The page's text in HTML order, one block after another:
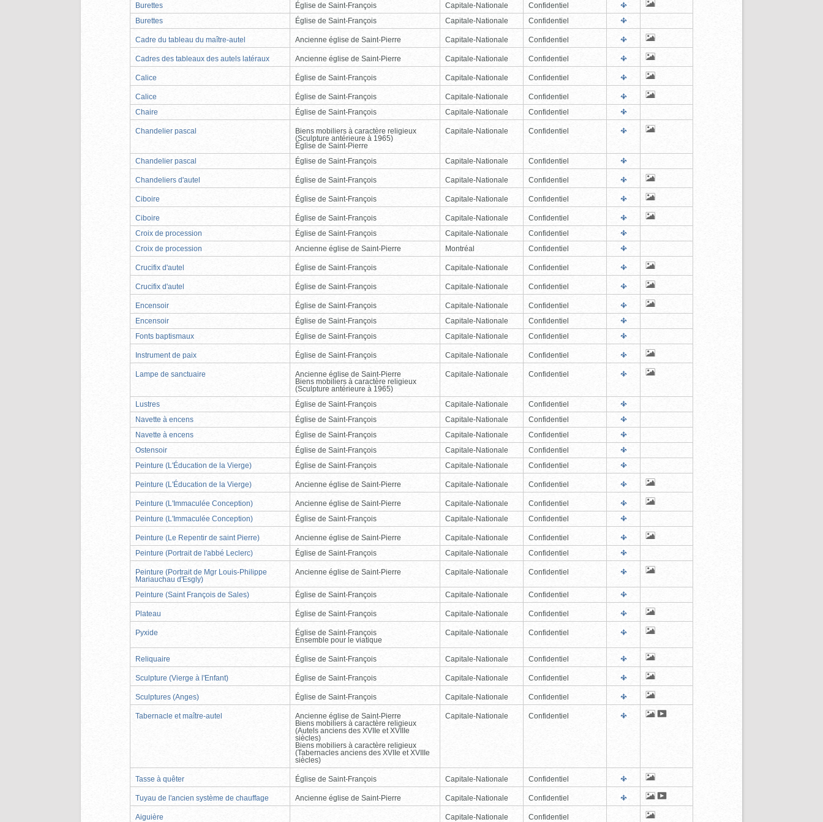
Burettes Église de Saint-François Capitale-Nationale
Confidentiel
Burettes
Église de Saint-François Capitale-Nationale Confidentiel
Cadre du tableau du maître-autel Ancienne église de Saint-Pierre Capitale-Nationale Confidentiel
Cadres des tableaux des autels latéraux Ancienne église de Saint-Pierre Capitale-Nationale Confidentiel
Calice Église de Saint-François Capitale-Nationale Confidentiel
Calice Église de Saint-François Capitale-Nationale
Confidentiel
Chaire
Église de Saint-François Capitale-Nationale Confidentiel
Chandelier pascal
Biens mobiliers à caractère religieux
(Sculpture antérieure à 1965)
Église de Saint-Pierre
Capitale-Nationale Confidentiel
Chandelier pascal Église de Saint-François Capitale-Nationale Confidentiel
Chandeliers d'autel Église de Saint-François Capitale-Nationale Confidentiel
Ciboire Église de Saint-François Capitale-Nationale Confidentiel
Ciboire Église de Saint-François Capitale-Nationale
Confidentiel
Croix de procession
Église de Saint-François Capitale-Nationale
Confidentiel
Croix de procession
Ancienne église de Saint-Pierre Montréal Confidentiel
Crucifix d'autel Église de Saint-François Capitale-Nationale Confidentiel
Crucifix d'autel Église de Saint-François Capitale-Nationale Confidentiel
Encensoir Église de Saint-François Capitale-Nationale
Confidentiel
Encensoir
Église de Saint-François Capitale-Nationale
Confidentiel
Fonts baptismaux
Église de Saint-François Capitale-Nationale Confidentiel
Instrument de paix Église de Saint-François Capitale-Nationale Confidentiel
Lampe de sanctuaire
Ancienne église de Saint-Pierre
Biens mobiliers à caractère religieux
(Sculpture antérieure à 1965)
Capitale-Nationale Confidentiel
Lustres Église de Saint-François Capitale-Nationale
Confidentiel
Navette à encens
Église de Saint-François Capitale-Nationale
Confidentiel
Navette à encens
Église de Saint-François Capitale-Nationale
Confidentiel
Ostensoir
Église de Saint-François Capitale-Nationale
Confidentiel
Peinture (L'Éducation de la Vierge)
Église de Saint-François Capitale-Nationale Confidentiel
Peinture (L'Éducation de la Vierge) Ancienne église de Saint-Pierre Capitale-Nationale Confidentiel
Peinture (L'Immaculée Conception) Ancienne église de Saint-Pierre Capitale-Nationale
Confidentiel
Peinture (L'Immaculée Conception)
Église de Saint-François Capitale-Nationale Confidentiel
Peinture (Le Repentir de saint Pierre) Ancienne église de Saint-Pierre Capitale-Nationale
Confidentiel
Peinture (Portrait de l'abbé Leclerc)
Église de Saint-François Capitale-Nationale Confidentiel
Peinture (Portrait de Mgr Louis-Philippe
Mariauchau d'Esgly)
Ancienne église de Saint-Pierre Capitale-Nationale Confidentiel
Peinture (Saint François de Sales) Église de Saint-François Capitale-Nationale Confidentiel
Plateau Église de Saint-François Capitale-Nationale Confidentiel
Pyxide
Église de Saint-François
Ensemble pour le viatique
Capitale-Nationale Confidentiel
Reliquaire Église de Saint-François Capitale-Nationale Confidentiel
Sculpture (Vierge à l'Enfant) Église de Saint-François Capitale-Nationale Confidentiel
Sculptures (Anges) Église de Saint-François Capitale-Nationale Confidentiel
Tabernacle et maître-autel
Ancienne église de Saint-Pierre
Biens mobiliers à caractère religieux
(Autels anciens des XVIIe et XVIIIe
siècles)
Biens mobiliers à caractère religieux
(Tabernacles anciens des XVIIe et XVIIIe
siècles)
Capitale-Nationale Confidentiel
Tasse à quêter Église de Saint-François Capitale-Nationale Confidentiel
Tuyau de l'ancien système de chauffage Ancienne église de Saint-Pierre Capitale-Nationale Confidentiel
Aiguière Capitale-Nationale Confidentiel